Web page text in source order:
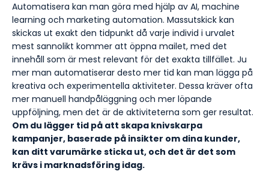
Automatisera kan man göra med hjälp av AI, machine
learning och marketing automation. Massutskick kan
skickas ut exakt den tidpunkt då varje individ i urvalet
mest sannolikt kommer att öppna mailet, med det
innehåll som är mest relevant för det exakta tillfället. Ju
mer man automatiserar desto mer tid kan man lägga på
kreativa och experimentella aktiviteter. Dessa kräver ofta
mer manuell handpåläggning och mer löpande
uppföljning, men det är de aktiviteterna som ger resultat.
Om du lägger tid på att skapa knivskarpa
kampanjer, baserade på insikter om dina kunder,
kan ditt varumärke sticka ut, och det är det som
krävs i marknadsföring idag.